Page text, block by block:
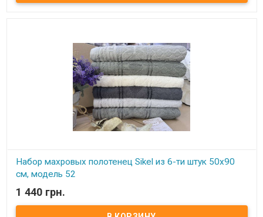
100% хлопок Производитель: Sikel (Турция)
Набор махровых полотенец Sikel из 6-ти штук 50х90
см, модель 52
В наличии
Элитные махровые полотенца. Набор состоит из 6-ти штук.
1 440 грн.